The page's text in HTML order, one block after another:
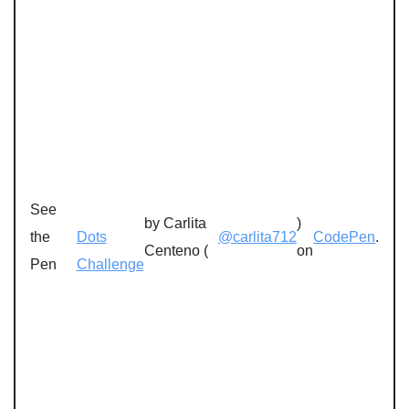
See
the
Pen
Dots
Challenge
by Carlita
Centeno (
@carlita712
)
on
CodePen.